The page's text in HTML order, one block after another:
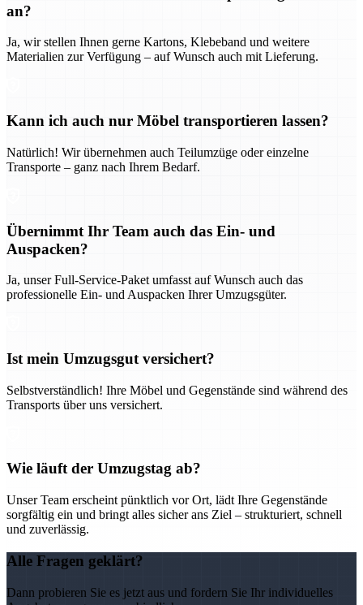
an?
Ja, wir stellen Ihnen gerne Kartons, Klebeband und weitere
Materialien zur Verfügung – auf Wunsch auch mit Lieferung.
Kann ich auch nur Möbel transportieren lassen?
Natürlich! Wir übernehmen auch Teilumzüge oder einzelne
Transporte – ganz nach Ihrem Bedarf.
Übernimmt Ihr Team auch das Ein- und
Auspacken?
Ja, unser Full-Service-Paket umfasst auf Wunsch auch das
professionelle Ein- und Auspacken Ihrer Umzugsgüter.
Ist mein Umzugsgut versichert?
Selbstverständlich! Ihre Möbel und Gegenstände sind während des
Transports über uns versichert.
Wie läuft der Umzugstag ab?
Unser Team erscheint pünktlich vor Ort, lädt Ihre Gegenstände
sorgfältig ein und bringt alles sicher ans Ziel – strukturiert, schnell
und zuverlässig.
Alle Fragen geklärt?
Dann probieren Sie es jetzt aus und fordern Sie Ihr individuelles